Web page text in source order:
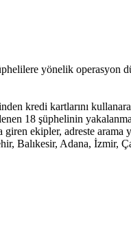
yönelik
kredi kartlarını
18 şüphelinin
ekipler, adreste arama
Balıkesir, Adana, İzmir,